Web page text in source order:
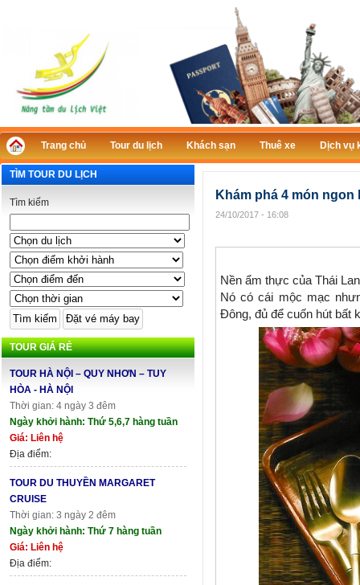
Trang chủ Tour du lịch Khách sạn Thuê xe Dịch vụ
TÌM TOUR DU LỊCH
Tìm kiếm
TOUR GIÁ RẺ
TOUR HÀ NỘI – QUY NHƠN – TUY
HÒA - HÀ NỘI
Thời gian: 4 ngày 3 đêm
Ngày khởi hành: Thứ 5,6,7 hàng tuần
Giá: Liên hệ
Địa điểm:
TOUR DU THUYỀN MARGARET
CRUISE
Thời gian: 3 ngày 2 đêm
Ngày khởi hành: Thứ 7 hàng tuần
Giá: Liên hệ
Địa điểm:
Khám phá 4 món
24/10/2017 - 16:08
Nền ẩm thực của Thái
Nó có cái mộc mạc
Đông, đủ để cuốn hút bất